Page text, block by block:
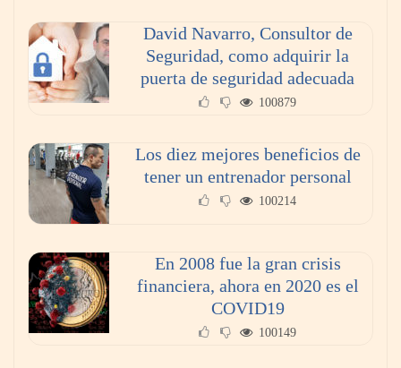
David Navarro, Consultor de
Seguridad, como adquirir la
puerta de seguridad adecuada
100879
Los diez mejores beneficios de
tener un entrenador personal
100214
En 2008 fue la gran crisis
financiera, ahora en 2020 es el
COVID19
100149